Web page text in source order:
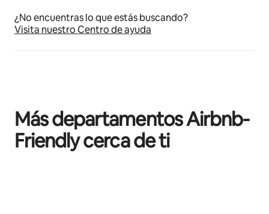
¿No encuentras lo que estás buscando?
Visita nuestro Centro de ayuda
Más departamentos Airbnb-
Friendly cerca de ti